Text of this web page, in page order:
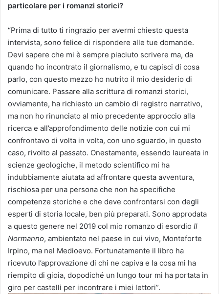
particolare per i romanzi storici?
“Prima di tutto ti ringrazio per avermi chiesto questa
intervista, sono felice di rispondere alle tue domande.
Devi sapere che mi è sempre piaciuto scrivere ma, da
quando ho incontrato il giornalismo, e tu capisci di cosa
parlo, con questo mezzo ho nutrito il mio desiderio di
comunicare. Passare alla scrittura di romanzi storici,
ovviamente, ha richiesto un cambio di registro narrativo,
ma non ho rinunciato al mio precedente approccio alla
ricerca e all’approfondimento delle notizie con cui mi
confrontavo di volta in volta, con uno sguardo, in questo
caso, rivolto al passato. Onestamente, essendo laureata in
scienze geologiche, il metodo scientifico mi ha
indubbiamente aiutata ad affrontare questa avventura,
rischiosa per una persona che non ha specifiche
competenze storiche e che deve confrontarsi con degli
esperti di storia locale, ben più preparati. Sono approdata
a questo genere nel 2019 col mio romanzo di esordio Il
Normanno, ambientato nel paese in cui vivo, Monteforte
Irpino, ma nel Medioevo. Fortunatamente il libro ha
ricevuto l’approvazione di chi ne capiva e la cosa mi ha
riempito di gioia, dopodiché un lungo tour mi ha portata in
giro per castelli per incontrare i miei lettori”.